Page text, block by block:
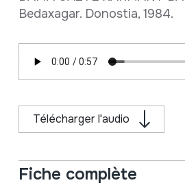
Bedaxagar. Donostia, 1984.
Télécharger l'audio
Fiche complète